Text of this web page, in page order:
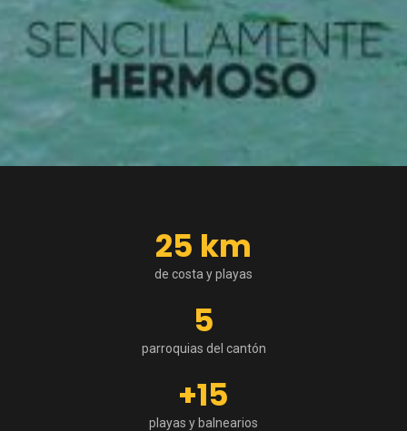
25 km
de costa y playas
5
parroquias del cantón
+15
playas y balnearios